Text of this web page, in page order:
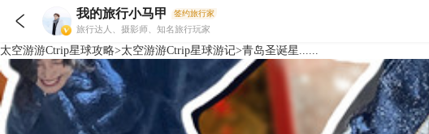
 我的旅行小马甲 签约旅行家
旅行达人、摄影师、知名旅行玩家
太空游游Ctrip星球攻略>太空游游Ctrip星球游记>青岛圣诞星......